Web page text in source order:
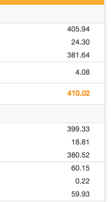
405.94
24.30
381.64
4.08
410.02
399.33
18.81
380.52
60.15
0.22
59.93